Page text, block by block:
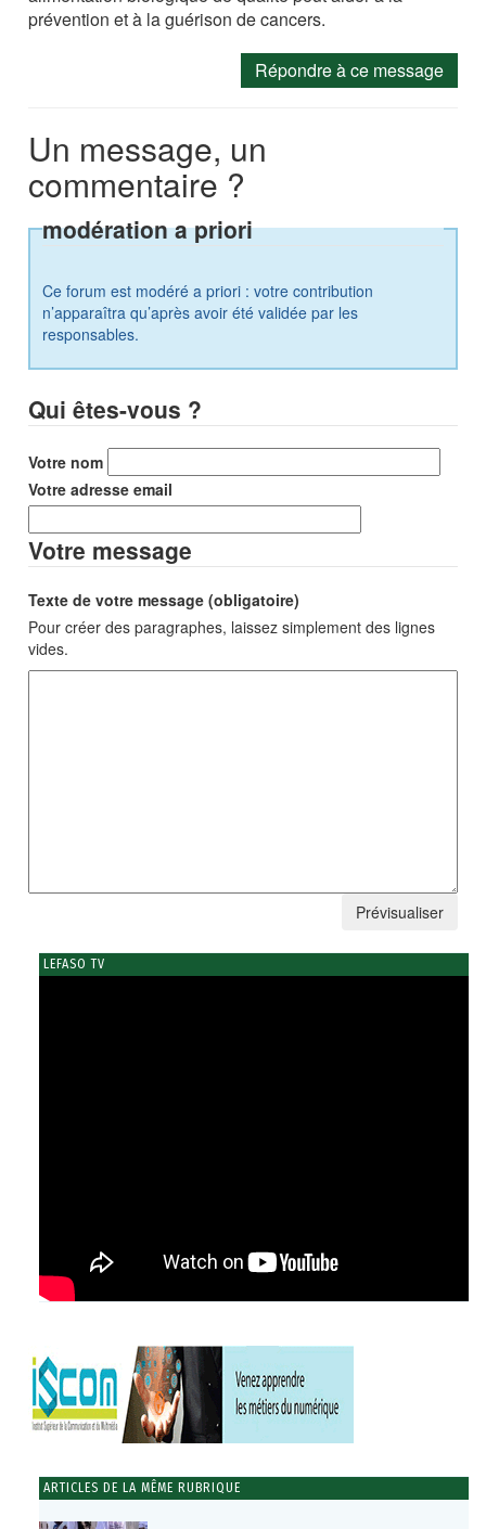
prévention et à la guérison de cancers.
Répondre à ce message
Un message, un
commentaire ?
modération a priori
Ce forum est modéré a priori : votre contribution
n’apparaîtra qu’après avoir été validée par les
responsables.
Qui êtes-vous ?
Votre nom
Votre adresse email
Votre message
Texte de votre message (obligatoire)
Pour créer des paragraphes, laissez simplement des lignes
vides.
LEFASO TV
ARTICLES DE LA MÊME RUBRIQUE